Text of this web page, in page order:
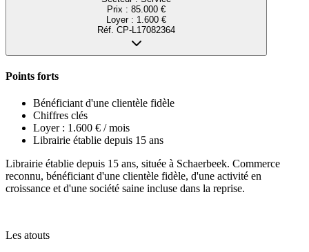
Prix : 85.000 €
Loyer : 1.600 €
Réf. CP-L17082364
Points forts
Bénéficiant d'une clientèle fidèle
Chiffres clés
Loyer : 1.600 € / mois
Librairie établie depuis 15 ans
Librairie établie depuis 15 ans, située à Schaerbeek. Commerce
reconnu, bénéficiant d'une clientèle fidèle, d'une activité en
croissance et d'une société saine incluse dans la reprise.
Les atouts